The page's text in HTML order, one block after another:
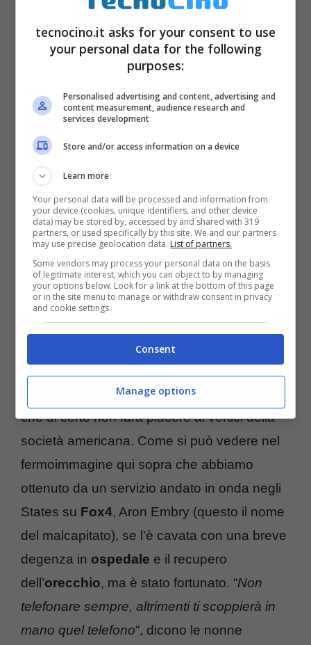
orecchio
UnMotorola Droid 2è improvvisamente
esplosomentre il suo proprietario stava
effettuando unachiamata. Sembra una
barzelletta di cattivo gusto, uno di quegli
esempi ditecnologiaabusata che si rivolge
contro l’utente, invece è la paradossale verità
che di certo non farà piacere ai vertici della
società americana. Come si può vedere nel
fermoimmagine qui sopra che abbiamo
ottenuto da un servizio andato in onda negli
States su Fox4, Aron Embry (questo il nome
del malcapitato), se l’è cavata con una breve
degenza in ospedale e il recupero
dell’orecchio, ma è stato fortunato. “Non
telefonare sempre, altrimenti ti scoppierà in
mano quel telefono“, dicono le nonne
tecnocino.it asks for your consent to use
your personal data for the following
purposes:
Personalised advertising and content, advertising and
content measurement, audience research and
services development
Store and/or access information on a device
Learn more
Your personal data will be processed and information from
your device (cookies, unique identifiers, and other device
data) may be stored by, accessed by and shared with 319
partners, or used specifically by this site. We and our partners
may use precise geolocation data. List of partners.
Some vendors may process your personal data on the basis
of legitimate interest, which you can object to by managing
your options below. Look for a link at the bottom of this page
or in the site menu to manage or withdraw consent in privacy
and cookie settings.
Consent
Manage options